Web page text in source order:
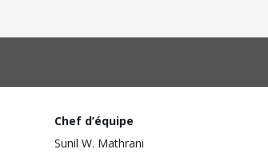
Chef d’équipe
Sunil W. Mathrani